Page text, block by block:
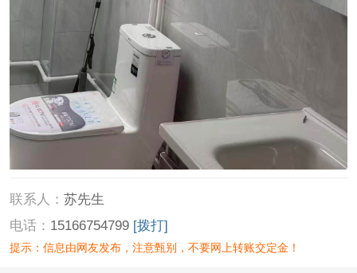
联系人：苏先生
电话： 15166754799 [拨打]
提示：信息由网友发布，注意甄别，不要网上转账交定金！